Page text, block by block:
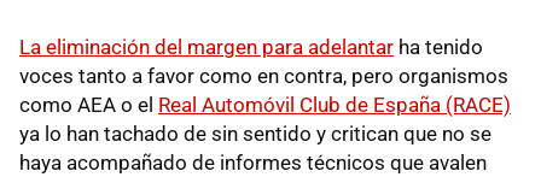
La eliminación del margen para adelantar ha tenido
voces tanto a favor como en contra, pero organismos
como AEA o el Real Automóvil Club de España (RACE)
ya lo han tachado de sin sentido y critican que no se
haya acompañado de informes técnicos que avalen